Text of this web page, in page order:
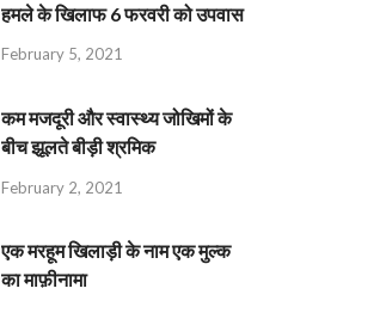
हमले के खिलाफ 6 फरवरी को उपवास
February 5, 2021
कम मजदूरी और स्वास्थ्य जोखिमों के
बीच झूलते बीड़ी श्रमिक
February 2, 2021
एक मरहूम खिलाड़ी के नाम एक मुल्क
का माफ़ीनामा